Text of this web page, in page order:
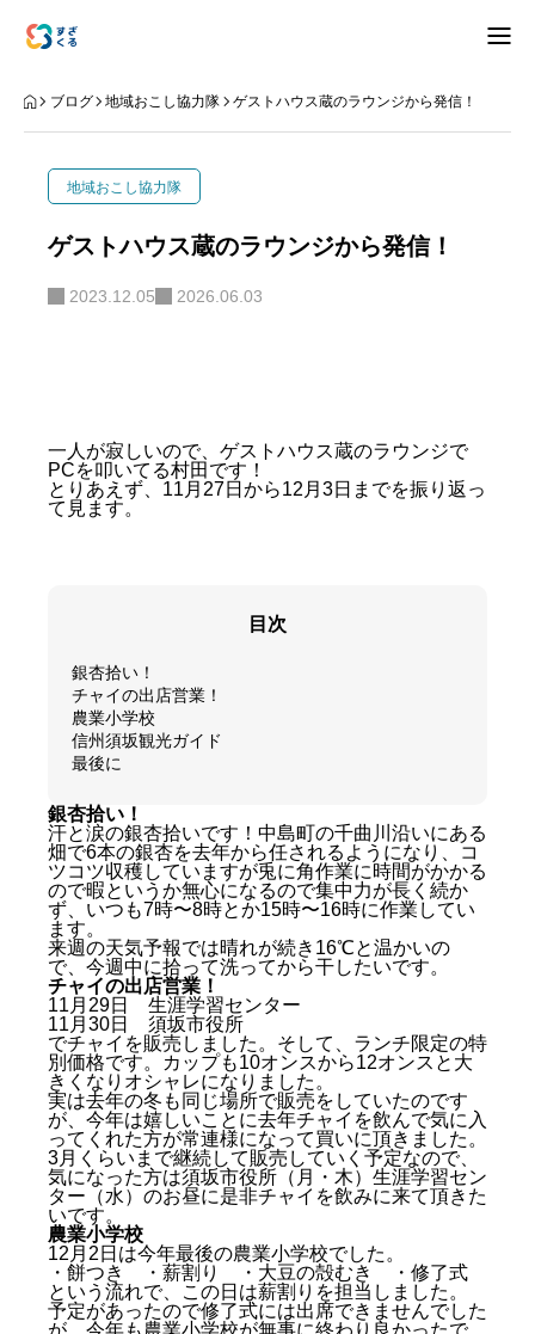
アバウト
拠点紹介 移住相談
プライバシーポリシー
ブログ 地域おこし協力隊 ゲストハウス蔵のラウンジから発信！
地域おこし協力隊
ゲストハウス蔵のラウンジから発信！
2023.12.05 2026.06.03
一人が寂しいので、ゲストハウス蔵のラウンジで
PCを叩いてる村田です！
とりあえず、11月27日から12月3日までを振り返っ
て見ます。
目次
銀杏拾い！
チャイの出店営業！
農業小学校
信州須坂観光ガイド
最後に
銀杏拾い！
汗と涙の銀杏拾いです！中島町の千曲川沿いにある
畑で6本の銀杏を去年から任されるようになり、コ
ツコツ収穫していますが兎に角作業に時間がかかる
ので暇というか無心になるので集中力が長く続か
ず、いつも7時〜8時とか15時〜16時に作業してい
ます。
来週の天気予報では晴れが続き16℃と温かいの
で、今週中に拾って洗ってから干したいです。
チャイの出店営業！
11月29日 生涯学習センター
11月30日 須坂市役所
でチャイを販売しました。そして、ランチ限定の特
別価格です。カップも10オンスから12オンスと大
きくなりオシャレになりました。
実は去年の冬も同じ場所で販売をしていたのです
が、今年は嬉しいことに去年チャイを飲んで気に入
ってくれた方が常連様になって買いに頂きました。
3月くらいまで継続して販売していく予定なので、
気になった方は須坂市役所（月・木）生涯学習セン
ター（水）のお昼に是非チャイを飲みに来て頂きた
いです。
農業小学校
12月2日は今年最後の農業小学校でした。
・餅つき ・薪割り ・大豆の殻むき ・修了式
という流れで、この日は薪割りを担当しました。
予定があったので修了式には出席できませんでした
が、今年も農業小学校が無事に終わり良かったで